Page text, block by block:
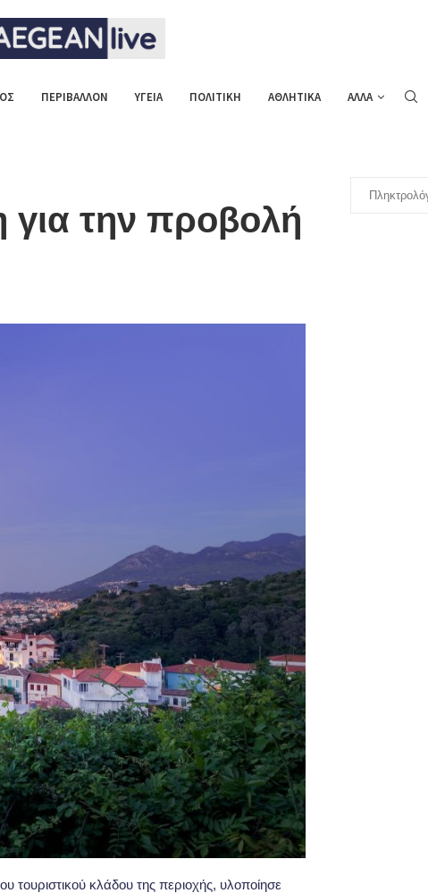
ΠΕΡΙΒΑΛΛΟΝ ΥΓΕΙΑ ΠΟΛΙΤΙΚΗ ΑΘΛΗΤΙΚΑ ΑΛΛΑ
την προβολή
τουριστικού κλάδου της περιοχής, υλοποίησε